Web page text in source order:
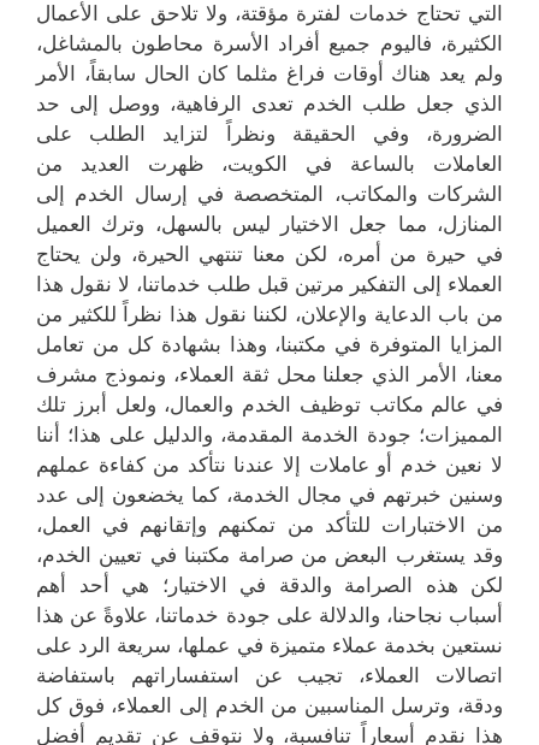
التي تحتاج خدمات لفترة مؤقتة، ولا تلاحق على الأعمال
الكثيرة، فاليوم جميع أفراد الأسرة محاطون بالمشاغل،
ولم يعد هناك أوقات فراغ مثلما كان الحال سابقاً، الأمر
الذي جعل طلب الخدم تعدى الرفاهية، ووصل إلى حد
الضرورة، وفي الحقيقة ونظراً لتزايد الطلب على
العاملات بالساعة في الكويت، ظهرت العديد من
الشركات والمكاتب، المتخصصة في إرسال الخدم إلى
المنازل، مما جعل الاختيار ليس بالسهل، وترك العميل
في حيرة من أمره، لكن معنا تنتهي الحيرة، ولن يحتاج
العملاء إلى التفكير مرتين قبل طلب خدماتنا، لا نقول هذا
من باب الدعاية والإعلان، لكننا نقول هذا نظراً للكثير من
المزايا المتوفرة في مكتبنا، وهذا بشهادة كل من تعامل
معنا، الأمر الذي جعلنا محل ثقة العملاء، ونموذج مشرف
في عالم مكاتب توظيف الخدم والعمال، ولعل أبرز تلك
المميزات؛ جودة الخدمة المقدمة، والدليل على هذا؛ أننا
لا نعين خدم أو عاملات إلا عندنا نتأكد من كفاءة عملهم
وسنين خبرتهم في مجال الخدمة، كما يخضعون إلى عدد
من الاختبارات للتأكد من تمكنهم وإتقانهم في العمل،
وقد يستغرب البعض من صرامة مكتبنا في تعيين الخدم،
لكن هذه الصرامة والدقة في الاختيار؛ هي أحد أهم
أسباب نجاحنا، والدلالة على جودة خدماتنا، علاوةً عن هذا
نستعين بخدمة عملاء متميزة في عملها، سريعة الرد على
اتصالات العملاء، تجيب عن استفساراتهم باستفاضة
ودقة، وترسل المناسبين من الخدم إلى العملاء، فوق كل
هذا نقدم أسعاراً تنافسبة، ولا نتوقف عن تقديم أفضل